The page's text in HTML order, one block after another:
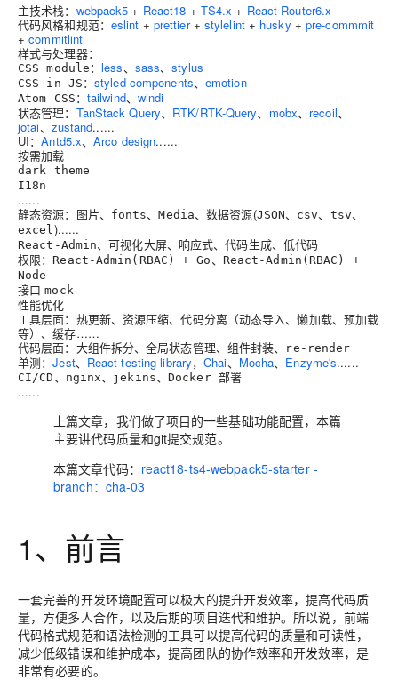
主技术栈： webpack5 + React18 + TS4.x + React-Router6.x
代码风格和规范： eslint + prettier+ stylelint+ husky +pre-commmit
+commitlint
样式与处理器：
CSS module ：less、 sass、stylus
CSS-in-JS ：styled-components、 emotion
Atom CSS ： tailwind、 windi
状态管理： TanStack Query、 RTK/RTK-Query、 mobx、 recoil、
jotai、 zustand......
UI：Antd5.x、Arco design......
按需加载
dark theme
I18n
......
静态资源：图片、
fonts、Media、数据资源(JSON、 csv、 tsv、
excel )......
React-Admin、可视化大屏、响应式、代码生成、低代码
权限：
React-Admin(RBAC) + Go 、
React-Admin(RBAC) +
Node
接口mock
性能优化
工具层面：热更新、资源压缩、代码分离（动态导入、懒加载、预加载
等）、缓存……
代码层面：大组件拆分、全局状态管理、组件封装、
re-render
单测：Jest、 React testing library，Chai、 Mocha、 Enzyme's......
CI/CD 、 nginx、 jekins、Docker 部署
......
上篇文章，我们做了项目的一些基础功能配置，本篇
主要讲代码质量和git提交规范。
本篇文章代码： react18-ts4-webpack5-starter -
branch：cha-03
1、前言
一套完善的开发环境配置可以极大的提升开发效率，提高代码质
量，方便多人合作，以及后期的项目迭代和维护。所以说，前端
代码格式规范和语法检测的工具可以提高代码的质量和可读性，
减少低级错误和维护成本，提高团队的协作效率和开发效率，是
非常有必要的。